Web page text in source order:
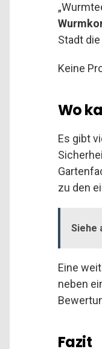
Stadt
Keine
Wo
Es gibt
zu den
Siehe
Eine
neben
Fazit